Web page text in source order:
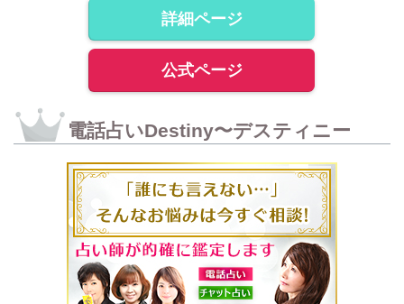
詳細ページ
公式ページ
電話占いDestiny〜デスティニー